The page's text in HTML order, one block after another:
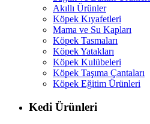
Akıllı Ürünler
Köpek Kıyafetleri
Mama ve Su Kapları
Köpek Tasmaları
Köpek Yatakları
Köpek Kulübeleri
Köpek Taşıma Çantaları
Köpek Eğitim Ürünleri
Kedi Ürünleri